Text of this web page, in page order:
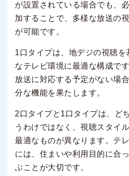
が設置されている場合でも、
加することで、多様な放送の
が可能です。
1口タイプは、地デジの視聴
なテレビ環境に最適な構成で
放送に対応する予定がない場
分な機能を果たします。
2口タイプと1口タイプは、ど
うわけではなく、視聴スタイ
最適なものが異なります。テ
には、住まいや利用目的に合
ぶことが大切です。